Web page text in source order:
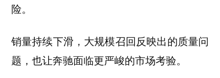
险。
销量持续下滑，大规模召回反映出的质量问
题，也让奔驰面临更严峻的市场考验。